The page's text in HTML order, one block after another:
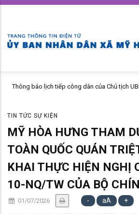
Skip
content
Thông báo lịch tiếp công dân của Chủ tịch
TIN TỨC SỰ KIỆN
MỸ HÒA HƯNG THAM
TOÀN QUỐC QUÁN
KHAI THỰC HIỆN NGHỊ
10-NQ/TW CỦA BỘ
01/07/2026 - aA +